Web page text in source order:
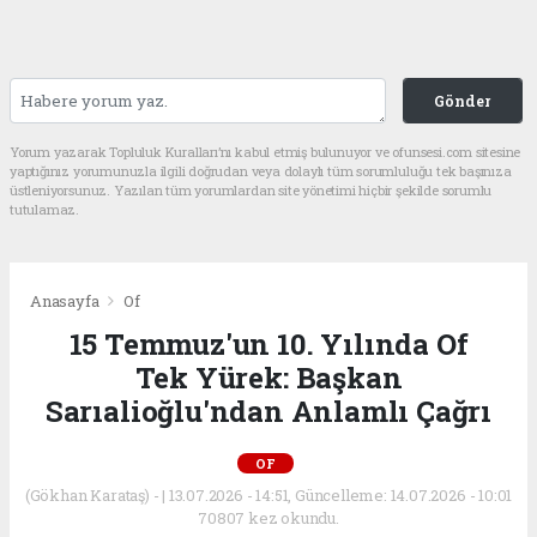
Gönder
Yorum yazarak Topluluk Kuralları’nı kabul etmiş bulunuyor ve ofunsesi.com sitesine
yaptığınız yorumunuzla ilgili doğrudan veya dolaylı tüm sorumluluğu tek başınıza
üstleniyorsunuz. Yazılan tüm yorumlardan site yönetimi hiçbir şekilde sorumlu
tutulamaz.
Anasayfa Of
15 Temmuz'un 10. Yılında Of
Tek Yürek: Başkan
Sarıalioğlu'ndan Anlamlı Çağrı
OF
(Gökhan Karataş) - | 13.07.2026 - 14:51, Güncelleme: 14.07.2026 - 10:01
70807 kez okundu.